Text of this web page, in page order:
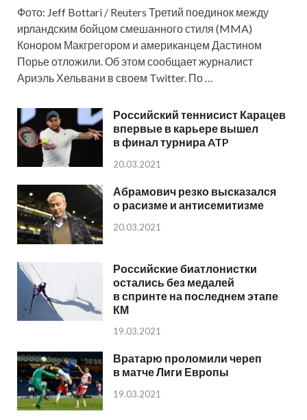
Фото: Jeff Bottari / Reuters Третий поединок между
ирландским бойцом смешанного стиля (MMA)
Конором Макгрегором и американцем Дастином
Порье отложили. Об этом сообщает журналист
Ариэль Хельвани в своем Twitter. По …
Российский теннисист Карацев
впервые в карьере вышел
в финал турнира ATP
20.03.2021
Абрамович резко высказался
о расизме и антисемитизме
20.03.2021
Российские биатлонистки
остались без медалей
в спринте на последнем этапе
КМ
19.03.2021
Вратарю проломили череп
в матче Лиги Европы
19.03.2021